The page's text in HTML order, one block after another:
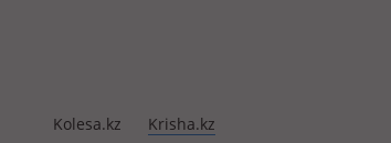
Kolesa.kz Krisha.kz